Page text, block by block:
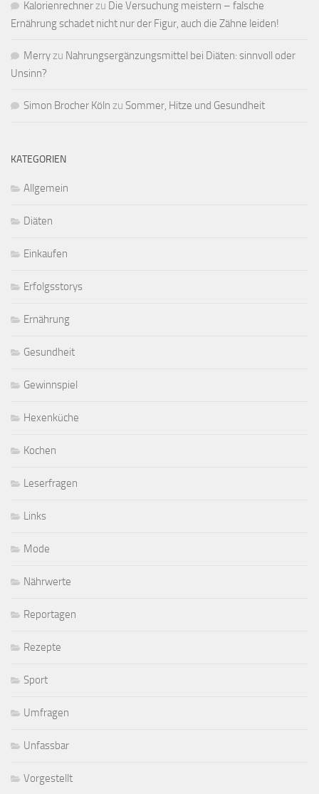
Kalorienrechnerzu Die Versuchung meistern – falsche
Ernährung schadet nicht nur der Figur, auch die Zähne leiden!
Merryzu Nahrungsergänzungsmittel bei Diäten: sinnvoll oder
Unsinn?
Simon Brocher Köln zu Sommer, Hitze und Gesundheit
KATEGORIEN
Allgemein
Diäten
Einkaufen
Erfolgsstorys
Ernährung
Gesundheit
Gewinnspiel
Hexenküche
Kochen
Leserfragen
Links
Mode
Nährwerte
Reportagen
Rezepte
Sport
Umfragen
Unfassbar
Vorgestellt